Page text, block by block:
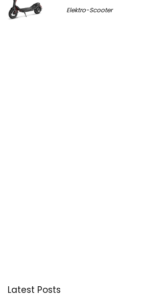
Elektro-Scooter
Latest Posts